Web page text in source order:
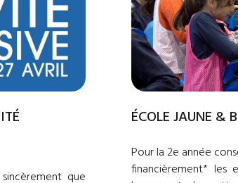
que
ÉCOLE JAUNE &
Pour la 2e année
financièrement* les